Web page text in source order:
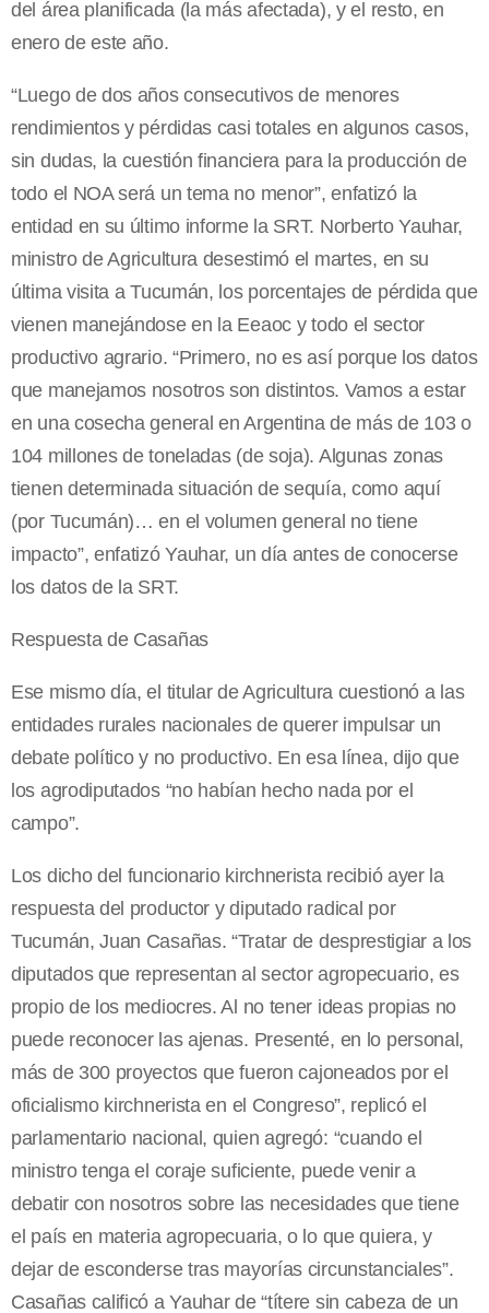
del área planificada (la más afectada), y el resto, en
enero de este año.
“Luego de dos años consecutivos de menores
rendimientos y pérdidas casi totales en algunos casos,
sin dudas, la cuestión financiera para la producción de
todo el NOA será un tema no menor”, enfatizó la
entidad en su último informe la SRT. Norberto Yauhar,
ministro de Agricultura desestimó el martes, en su
última visita a Tucumán, los porcentajes de pérdida que
vienen manejándose en la Eeaoc y todo el sector
productivo agrario. “Primero, no es así porque los datos
que manejamos nosotros son distintos. Vamos a estar
en una cosecha general en Argentina de más de 103 o
104 millones de toneladas (de soja). Algunas zonas
tienen determinada situación de sequía, como aquí
(por Tucumán)… en el volumen general no tiene
impacto”, enfatizó Yauhar, un día antes de conocerse
los datos de la SRT.
Respuesta de Casañas
Ese mismo día, el titular de Agricultura cuestionó a las
entidades rurales nacionales de querer impulsar un
debate político y no productivo. En esa línea, dijo que
los agrodiputados “no habían hecho nada por el
campo”.
Los dicho del funcionario kirchnerista recibió ayer la
respuesta del productor y diputado radical por
Tucumán, Juan Casañas. “Tratar de desprestigiar a los
diputados que representan al sector agropecuario, es
propio de los mediocres. Al no tener ideas propias no
puede reconocer las ajenas. Presenté, en lo personal,
más de 300 proyectos que fueron cajoneados por el
oficialismo kirchnerista en el Congreso”, replicó el
parlamentario nacional, quien agregó: “cuando el
ministro tenga el coraje suficiente, puede venir a
debatir con nosotros sobre las necesidades que tiene
el país en materia agropecuaria, o lo que quiera, y
dejar de esconderse tras mayorías circunstanciales”.
Casañas calificó a Yauhar de “títere sin cabeza de un